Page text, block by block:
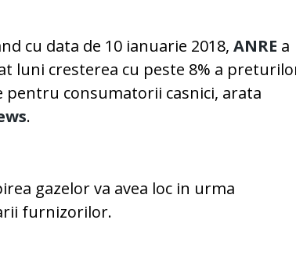
cu data de 10 ianuarie 2018,ANRE a
luni cresterea cu peste 8% a
pentru consumatorii casnici, arata
.
gazelor va avea loc in urma
furnizorilor.